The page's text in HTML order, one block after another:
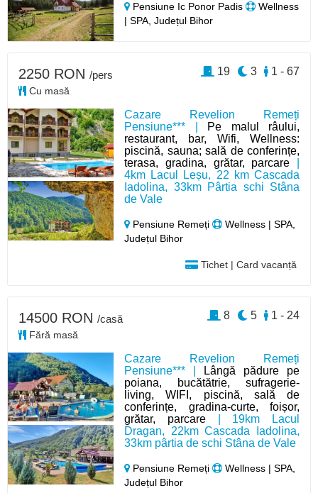
Pensiune Ic Ponor Padis
Wellness
| SPA, Județul Bihor
Cazare Revelion Remeți
Pensiune*** |
Pe malul râului,
restaurant, bar, Wifi, Wellness:
piscină, sauna; sală de conferințe,
terasa, gradina, grătar, parcare
4km Lacul Leșu, 22 km Cascada
Iadolina, 33km Pârtia schi Stâna
de Vale
Pensiune Remeți
Wellness | SPA,
Județul Bihor
Tichet | Card vacanță
2250 RON /pers
Cu masă
1 - 67
3
19
Cazare Revelion Remeți
Pensiune*** |
Lângă pădure pe
poiana, bucătătrie, sufragerie-
living, WIFI, piscină, sală de
conferințe, gradina-curte, foișor,
grătar, parcare| 19km Lacul
Dragan, 22km Cascada Iadolina,
33km pârtia de schi Stâna de Vale
Pensiune Remeți
Wellness | SPA,
Județul Bihor
14500 RON /casă
Fără masă
1 - 24
5
8